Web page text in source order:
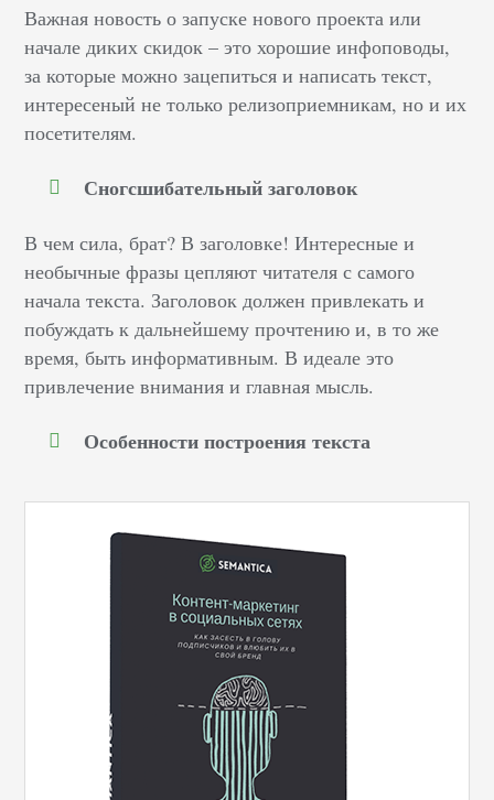
Важная новость о запуске нового проекта или
начале диких скидок – это хорошие инфоповоды,
за которые можно зацепиться и написать текст,
интересеный не только релизоприемникам, но и их
посетителям.
Сногсшибательный заголовок
В чем сила, брат? В заголовке! Интересные и
необычные фразы цепляют читателя с самого
начала текста. Заголовок должен привлекать и
побуждать к дальнейшему прочтению и, в то же
время, быть информативным. В идеале это
привлечение внимания и главная мысль.
Особенности построения текста